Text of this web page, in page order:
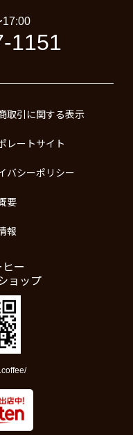
17:00
1151
取引に関する表示
レートサイト
バシーポリシー
要
報
ー
ョップ